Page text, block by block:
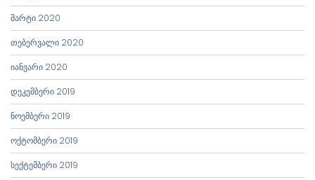
მარტი 2020
თებერვალი 2020
იანვარი 2020
დეკემბერი 2019
ნოემბერი 2019
ოქტომბერი 2019
სექტემბერი 2019